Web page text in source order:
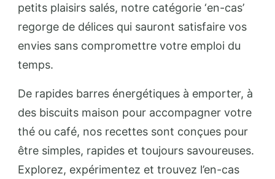
petits plaisirs salés, notre catégorie ‘en-cas’
regorge de délices qui sauront satisfaire vos
envies sans compromettre votre emploi du
temps.
De rapides barres énergétiques à emporter, à
des biscuits maison pour accompagner votre
thé ou café, nos recettes sont conçues pour
être simples, rapides et toujours savoureuses.
Explorez, expérimentez et trouvez l’en-cas